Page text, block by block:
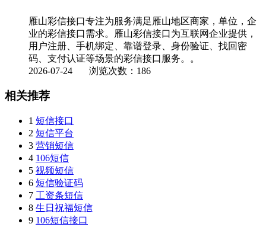
雁山彩信接口专注为服务满足雁山地区商家，单位，企
业的彩信接口需求。雁山彩信接口为互联网企业提供，
用户注册、手机绑定、靠谱登录、身份验证、找回密
码、支付认证等场景的彩信接口服务。。
2026-07-24 浏览次数：186
相关推荐
1 短信接口
2 短信平台
3 营销短信
4 106短信
5 视频短信
6 短信验证码
7 工资条短信
8 生日祝福短信
9 106短信接口